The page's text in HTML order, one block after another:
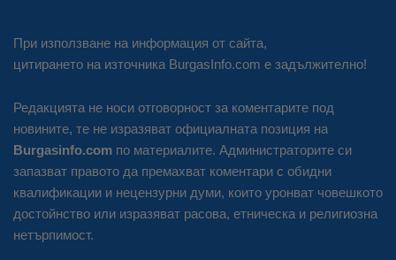
При използване на информация от сайта,
цитирането на източника BurgasInfo.com е задължително!
Редакцията не носи отговорност за коментарите под
новините, те не изразяват официалната позиция на
Burgasinfo.com по материалите. Администраторите си
запазват правото да премахват коментари с обидни
квалификации и нецензурни думи, които уронват човешкото
достойнство или изразяват расова, етническа и религиозна
нетърпимост.